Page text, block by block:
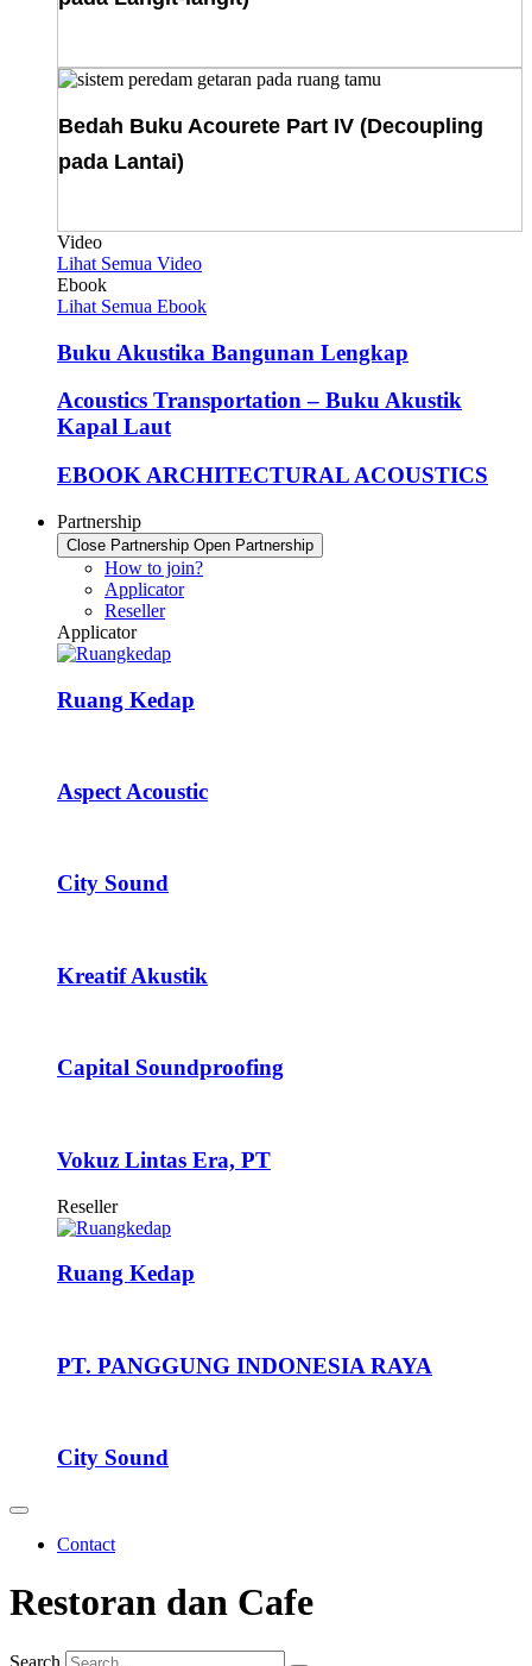
Bedah Buku Acourete Part IV (Decoupling
pada Lantai)
Video
Lihat Semua Video
Ebook
Lihat Semua Ebook
Buku Akustika Bangunan Lengkap
Acoustics Transportation – Buku Akustik
Kapal Laut
EBOOK ARCHITECTURAL ACOUSTICS
Partnership
Close Partnership Open Partnership
How to join?
Applicator
Reseller
Applicator
Ruang Kedap
Aspect Acoustic
City Sound
Kreatif Akustik
Capital Soundproofing
Vokuz Lintas Era, PT
Reseller
Ruang Kedap
PT. PANGGUNG INDONESIA RAYA
City Sound
Contact
Restoran dan Cafe
Search